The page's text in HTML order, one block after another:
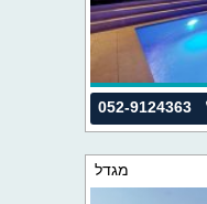
052-9124363
מגדל